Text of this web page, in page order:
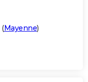
(Mayenne)